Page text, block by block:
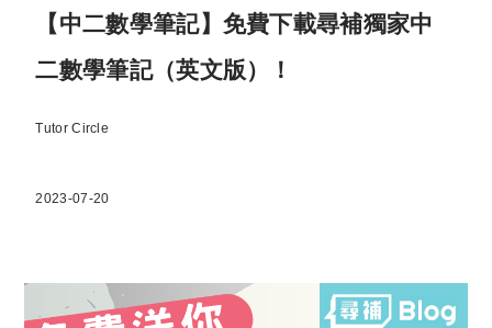
【中二數學筆記】免費下載尋補獨家中
二數學筆記（英文版）！
Tutor Circle
2023-07-20